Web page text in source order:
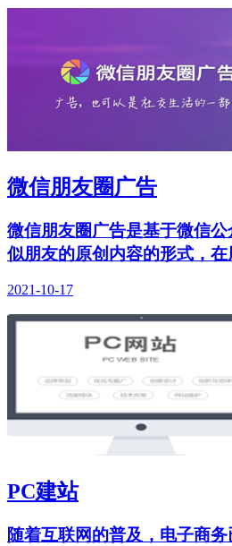
微信朋友圈广告
微信朋友圈广告是基于微信
似朋友的原创内容的形式，在
2021-10-17
PC建站
随着互联网的普及，电子商